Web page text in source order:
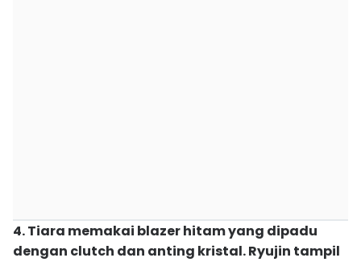
4. Tiara memakai blazer hitam yang dipadu
dengan clutch dan anting kristal. Ryujin tampil